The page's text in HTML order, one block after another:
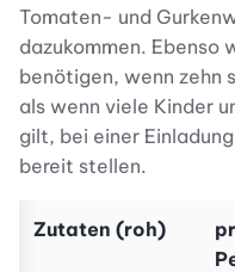
Tomaten- und
dazukommen. Ebenso
benötigen, wenn zehn
als wenn viele Kinder
gilt, bei einer
bereit stellen.
Zutaten (roh)